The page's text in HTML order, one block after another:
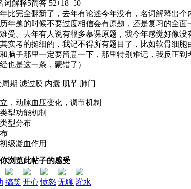
词解释5简答 52+18+30
比完全翻新了，去年有论述今年没有，名词解释出
年题的时候不要过度相信会有原题，还是复习的全
受。去年有人说有很多慕课原题，我今年感觉好像没
实考的挺细的，我记不得所有题目了，比如软骨细
脑子那里一定要留意一下，那里特别难记，我反正
也是这一条，蒙错了）
周期 滤过膜 内囊 肌节 肺门
，动脉血压变化，调节机制
型功能机制
型分布
级凝血作用
浏览此帖子的感受
搞笑 开心 愤怒 无聊 灌水